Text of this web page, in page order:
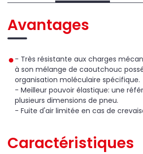
Avantages
- Très résistante aux charges
à son mélange de caoutchouc
organisation moléculaire spécifique.
- Meilleur pouvoir élastique: une
plusieurs dimensions de pneu.
- Fuite d'air limitée en cas de
Caractéristiques